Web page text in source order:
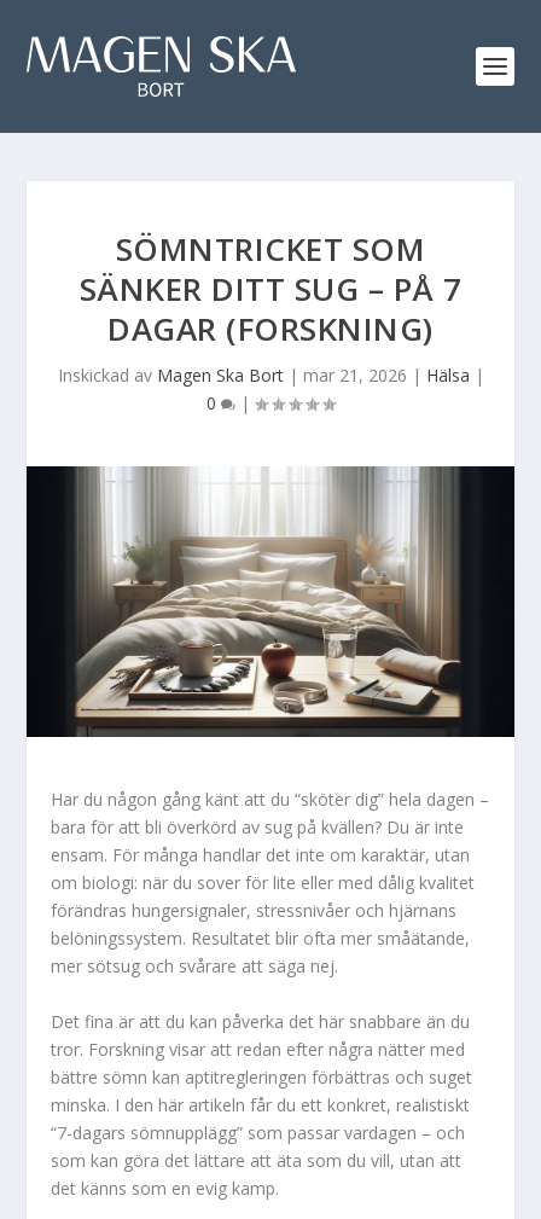
SÖMNTRICKET SOM
SÄNKER DITT SUG – PÅ 7
DAGAR (FORSKNING)
Inskickad av Magen Ska Bort| mar 21, 2026 | Hälsa |
0
|
Har du någon gång känt att du “sköter dig” hela dagen –
bara för att bli överkörd av sug på kvällen? Du är inte
ensam. För många handlar det inte om karaktär, utan
om biologi: när du sover för lite eller med dålig kvalitet
förändras hungersignaler, stressnivåer och hjärnans
belöningssystem. Resultatet blir ofta mer småätande,
mer sötsug och svårare att säga nej.
Det fina är att du kan påverka det här snabbare än du
tror. Forskning visar att redan efter några nätter med
bättre sömn kan aptitregleringen förbättras och suget
minska. I den här artikeln får du ett konkret, realistiskt
“7-dagars sömnupplägg” som passar vardagen – och
som kan göra det lättare att äta som du vill, utan att
det känns som en evig kamp.